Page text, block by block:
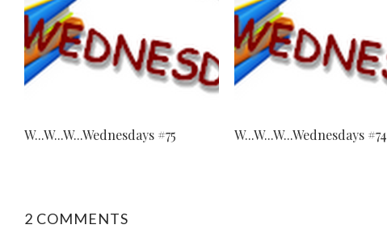
W...W...W...Wednesdays #75 W...W...W...Wednesdays #74
2 COMMENTS